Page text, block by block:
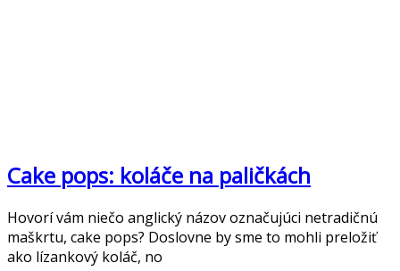
Cake pops: koláče na paličkách
Hovorí vám niečo anglický názov označujúci netradičnú
maškrtu, cake pops? Doslovne by sme to mohli preložiť
ako lízankový koláč, no